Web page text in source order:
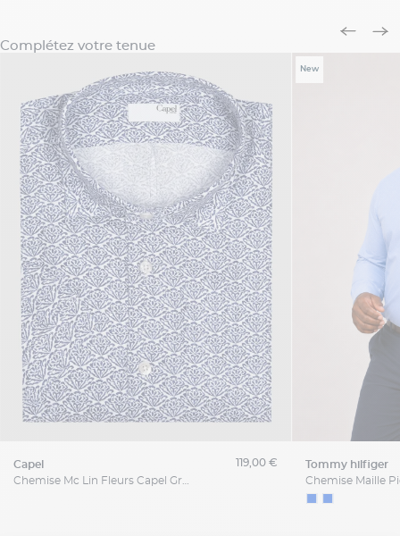
Complétez votre tenue
capel
Chemise Mc Lin Fleurs Capel Grande Taille
119,00 €
New
tommy hilfiger